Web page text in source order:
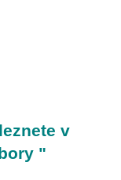
v
"